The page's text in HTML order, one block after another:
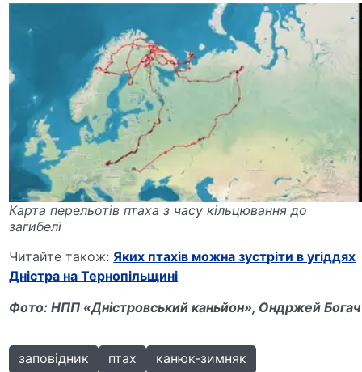
Карта перельотів птаха з часу кільцювання до
загибелі
Читайте також: Яких птахів можна зустріти в угіддях
Дністра на Тернопільщині
Фото: НПП «Дністровський каньйон», Ондржей Богач
заповідник птах канюк-зимняк